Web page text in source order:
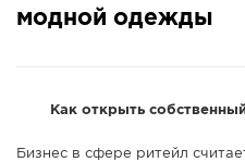
СПРАВОЧНИК
модной одежды
Как открыть
Бизнес в сфере ритейл